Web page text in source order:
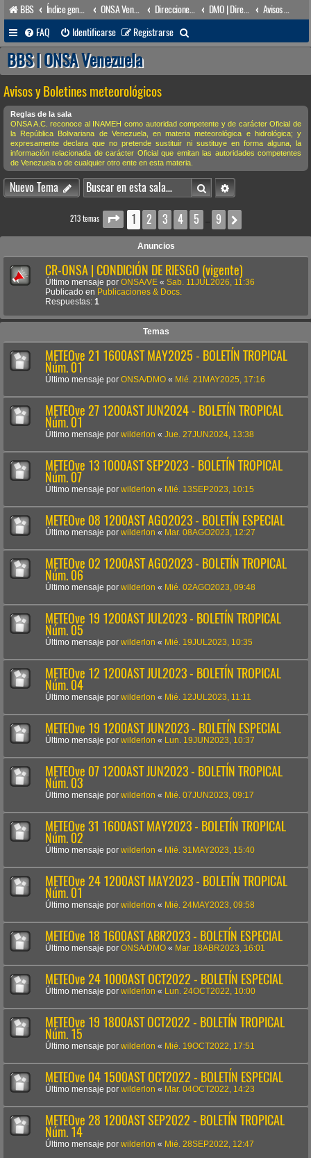
BBS Índice general ONSA Venezuela (acceso público) Direcciones Administrativas DMO | Dirección de Meteorología & Oceanografía
FAQ
Identificarse Registrarse
u
a
r
BBS | ONSA Venezuela
Avisos y Boletines meteorológicos
Reglas de la sala
ONSA A.C. reconoce al INAMEH como autoridad competente y de carácter Oficial de
la República Bolivariana de Venezuela, en materia meteorológica e hidrológica; y
expresamente declara que no pretende sustituir ni sustituye en forma alguna, la
información relacionada de carácter Oficial que emitan las autoridades competentes
de Venezuela o de cualquier otro ente en esta materia.
Nuevo Tema BuscarBúsqueda avanzada
213 temas Página1 de
1 2 3 4 5 … 9
Anuncios
CR-ONSA | CONDICIÓN DE RIESGO (vigente)
Último mensaje por ONSA/VE « Sab. 11JUL2026, 11:36
Publicado en Publicaciones & Docs.
Respuestas: 1
Temas
METEOve 21 1600AST MAY2025 - BOLETÍN TROPICAL
Núm. 01
Último mensaje por ONSA/DMO « Mié. 21MAY2025, 17:16
METEOve 27 1200AST JUN2024 - BOLETÍN TROPICAL
Núm. 01
Último mensaje por wilderlon « Jue. 27JUN2024, 13:38
METEOve 13 1000AST SEP2023 - BOLETÍN TROPICAL
Núm. 07
Último mensaje por wilderlon « Mié. 13SEP2023, 10:15
METEOve 08 1200AST AGO2023 - BOLETÍN ESPECIAL
Último mensaje por wilderlon « Mar. 08AGO2023, 12:27
METEOve 02 1200AST AGO2023 - BOLETÍN TROPICAL
Núm. 06
Último mensaje por wilderlon « Mié. 02AGO2023, 09:48
METEOve 19 1200AST JUL2023 - BOLETÍN TROPICAL
Núm. 05
Último mensaje por wilderlon « Mié. 19JUL2023, 10:35
METEOve 12 1200AST JUL2023 - BOLETÍN TROPICAL
Núm. 04
Último mensaje por wilderlon « Mié. 12JUL2023, 11:11
METEOve 19 1200AST JUN2023 - BOLETÍN ESPECIAL
Último mensaje por wilderlon « Lun. 19JUN2023, 10:37
METEOve 07 1200AST JUN2023 - BOLETÍN TROPICAL
Núm. 03
Último mensaje por wilderlon « Mié. 07JUN2023, 09:17
METEOve 31 1600AST MAY2023 - BOLETÍN TROPICAL
Núm. 02
Último mensaje por wilderlon « Mié. 31MAY2023, 15:40
METEOve 24 1200AST MAY2023 - BOLETÍN TROPICAL
Núm. 01
Último mensaje por wilderlon « Mié. 24MAY2023, 09:58
METEOve 18 1600AST ABR2023 - BOLETÍN ESPECIAL
Último mensaje por ONSA/DMO « Mar. 18ABR2023, 16:01
METEOve 24 1000AST OCT2022 - BOLETÍN ESPECIAL
Último mensaje por wilderlon « Lun. 24OCT2022, 10:00
METEOve 19 1800AST OCT2022 - BOLETÍN TROPICAL
Núm. 15
Último mensaje por wilderlon « Mié. 19OCT2022, 17:51
METEOve 04 1500AST OCT2022 - BOLETÍN ESPECIAL
Último mensaje por wilderlon « Mar. 04OCT2022, 14:23
METEOve 28 1200AST SEP2022 - BOLETÍN TROPICAL
Núm. 14
Último mensaje por wilderlon « Mié. 28SEP2022, 12:47